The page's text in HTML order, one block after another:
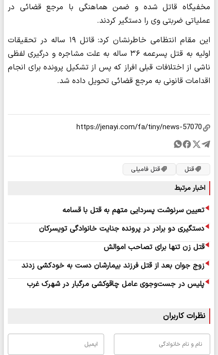
مخفیگاه قاتل شده و ضمن هماهنگی با مرجع قضائی در
عملیاتی ضربتی وی را دستگیر کردند.
این مقام انتظامی خاطرنشان کرد: قاتل ۱۹ ساله در تحقیقات
اولیه به قتل پسرعمه ۳۶ ساله به علت مشاجره و درگیری لفظی
ناشی از اختلافات قبلی افراز که پس از تشکیل پرونده برای انجام
اقدامات قانونی به مرجع قضائی تحویل داده شد.
قتل قتل فامیلی
اخبار مرتبط
تعیین سرنوشت پسردایی متهم به قتل با قسامه
دستگیری دو برادر در پرونده جنایت خانوادگی تویسرکان
قتل زن تنها برای تصاحب اموالش
زوج جوان بعد از قتل فرزند بیمارشان دست به خودکشی زدند
پلیس در جست‌وجوی عامل چاقوکشی مرگبار در شهرک غرب
نظرات کاربران